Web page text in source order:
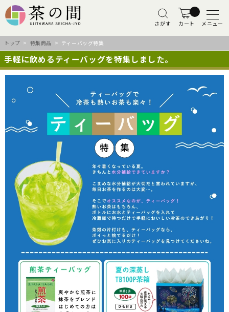
さがす カート メニュー
トップ > 特集商品 > ティーバッグ特集
手軽に飲めるティーバッグを特集しました。